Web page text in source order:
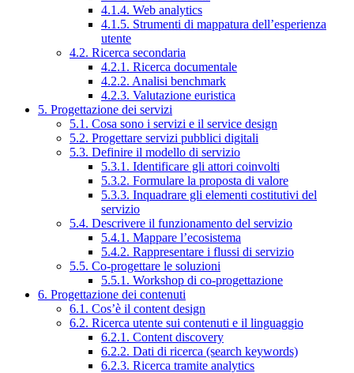
4.1.4. Web analytics
4.1.5. Strumenti di mappatura dell’esperienza
utente
4.2. Ricerca secondaria
4.2.1. Ricerca documentale
4.2.2. Analisi benchmark
4.2.3. Valutazione euristica
5. Progettazione dei servizi
5.1. Cosa sono i servizi e il service design
5.2. Progettare servizi pubblici digitali
5.3. Definire il modello di servizio
5.3.1. Identificare gli attori coinvolti
5.3.2. Formulare la proposta di valore
5.3.3. Inquadrare gli elementi costitutivi del
servizio
5.4. Descrivere il funzionamento del servizio
5.4.1. Mappare l’ecosistema
5.4.2. Rappresentare i flussi di servizio
5.5. Co-progettare le soluzioni
5.5.1. Workshop di co-progettazione
6. Progettazione dei contenuti
6.1. Cos’è il content design
6.2. Ricerca utente sui contenuti e il linguaggio
6.2.1. Content discovery
6.2.2. Dati di ricerca (search keywords)
6.2.3. Ricerca tramite analytics